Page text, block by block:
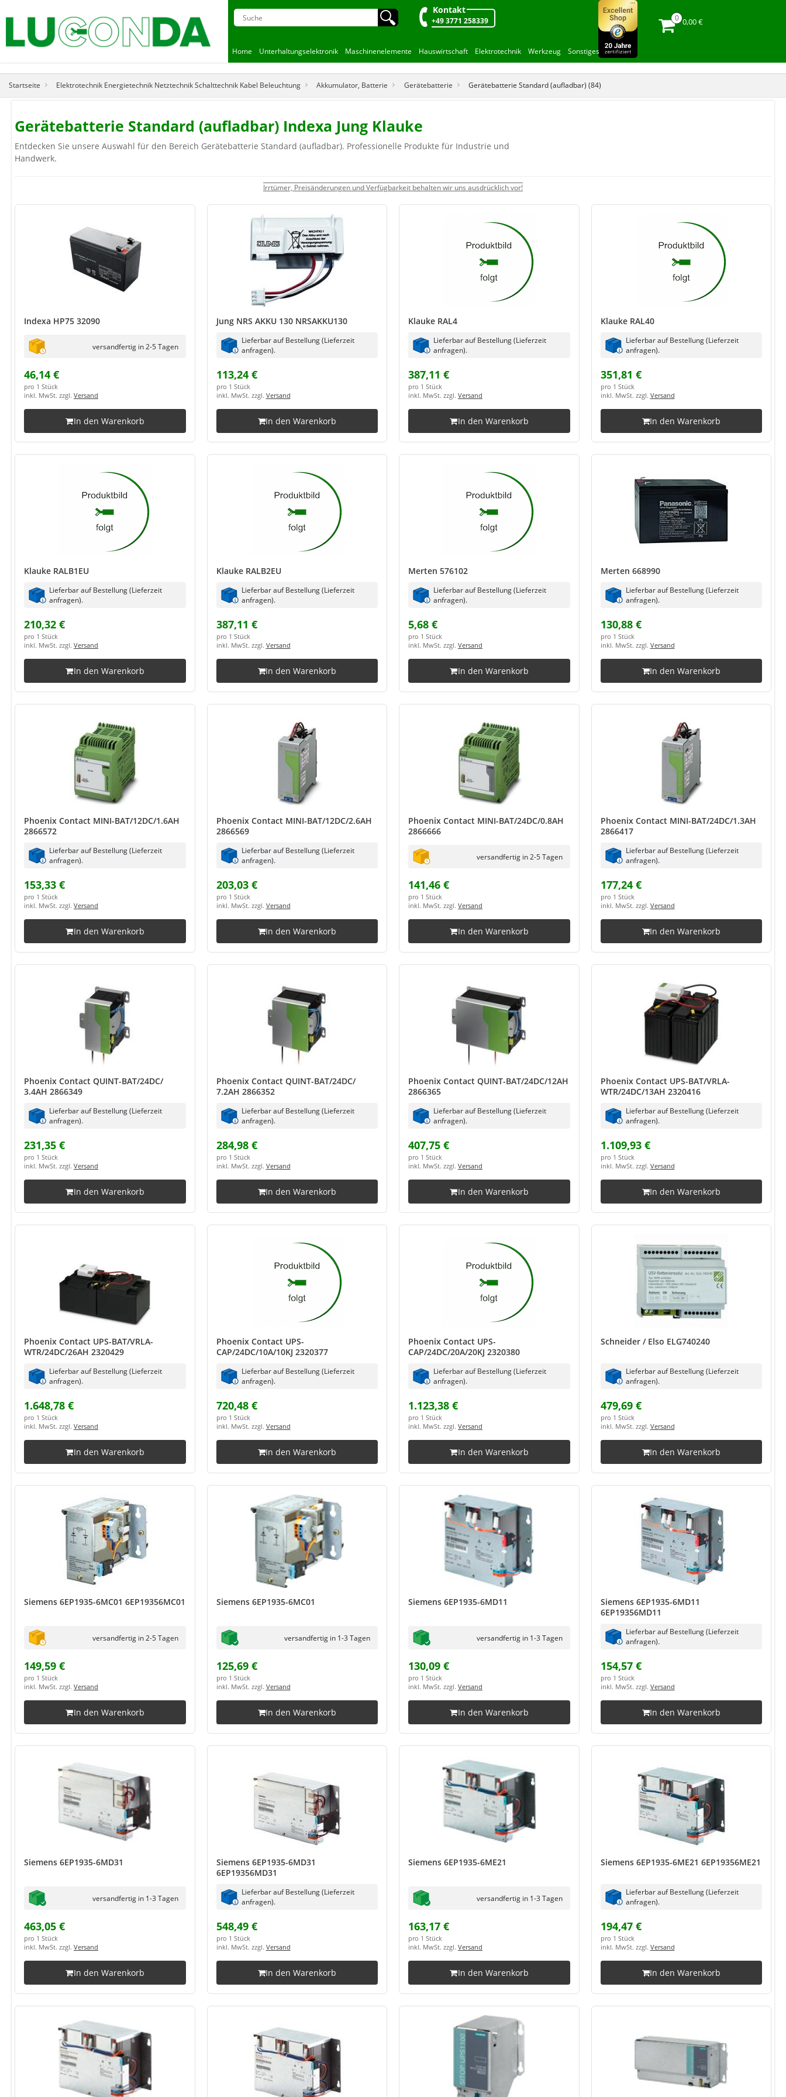
🔍︎ Kontakt
+49 3771 258339 0,00 €
Home Unterhaltungselektronik Maschinenelemente Hauswirtschaft Elektrotechnik Werkzeug Sonstiges
Startseite Elektrotechnik Energietechnik Netztechnik Schalttechnik Kabel Beleuchtung Akkumulator, Batterie Gerätebatterie Gerätebatterie Standard (aufladbar) (84)
Gerätebatterie Standard (aufladbar) Indexa Jung Klauke
Entdecken Sie unsere Auswahl für den Bereich Gerätebatterie Standard (aufladbar). Professionelle Produkte für Industrie und
Handwerk.
Irrtümer, Preisänderungen und Verfügbarkeit behalten wir uns ausdrücklich vor!
Indexa HP75 32090
versandfertig in 2-5 Tagen
46,14 €
pro 1 Stück
inkl. MwSt. zzgl. Versand
In den Warenkorb
Jung NRS AKKU 130 NRSAKKU130
Lieferbar auf Bestellung (Lieferzeit
anfragen).
113,24 €
pro 1 Stück
inkl. MwSt. zzgl. Versand
In den Warenkorb
Klauke RAL4
Lieferbar auf Bestellung (Lieferzeit
anfragen).
387,11 €
pro 1 Stück
inkl. MwSt. zzgl. Versand
In den Warenkorb
Klauke RAL40
Lieferbar auf Bestellung (Lieferzeit
anfragen).
351,81 €
pro 1 Stück
inkl. MwSt. zzgl. Versand
In den Warenkorb
Klauke RALB1EU
Lieferbar auf Bestellung (Lieferzeit
anfragen).
210,32 €
pro 1 Stück
inkl. MwSt. zzgl. Versand
In den Warenkorb
Klauke RALB2EU
Lieferbar auf Bestellung (Lieferzeit
anfragen).
387,11 €
pro 1 Stück
inkl. MwSt. zzgl. Versand
In den Warenkorb
Merten 576102
Lieferbar auf Bestellung (Lieferzeit
anfragen).
5,68 €
pro 1 Stück
inkl. MwSt. zzgl. Versand
In den Warenkorb
Merten 668990
Lieferbar auf Bestellung (Lieferzeit
anfragen).
130,88 €
pro 1 Stück
inkl. MwSt. zzgl. Versand
In den Warenkorb
Phoenix Contact MINI-BAT/12DC/1.6AH
2866572
Lieferbar auf Bestellung (Lieferzeit
anfragen).
153,33 €
pro 1 Stück
inkl. MwSt. zzgl. Versand
In den Warenkorb
Phoenix Contact MINI-BAT/12DC/2.6AH
2866569
Lieferbar auf Bestellung (Lieferzeit
anfragen).
203,03 €
pro 1 Stück
inkl. MwSt. zzgl. Versand
In den Warenkorb
Phoenix Contact MINI-BAT/24DC/0.8AH
2866666
versandfertig in 2-5 Tagen
141,46 €
pro 1 Stück
inkl. MwSt. zzgl. Versand
In den Warenkorb
Phoenix Contact MINI-BAT/24DC/1.3AH
2866417
Lieferbar auf Bestellung (Lieferzeit
anfragen).
177,24 €
pro 1 Stück
inkl. MwSt. zzgl. Versand
In den Warenkorb
Phoenix Contact QUINT-BAT/24DC/
3.4AH 2866349
Lieferbar auf Bestellung (Lieferzeit
anfragen).
231,35 €
pro 1 Stück
inkl. MwSt. zzgl. Versand
In den Warenkorb
Phoenix Contact QUINT-BAT/24DC/
7.2AH 2866352
Lieferbar auf Bestellung (Lieferzeit
anfragen).
284,98 €
pro 1 Stück
inkl. MwSt. zzgl. Versand
In den Warenkorb
Phoenix Contact QUINT-BAT/24DC/12AH
2866365
Lieferbar auf Bestellung (Lieferzeit
anfragen).
407,75 €
pro 1 Stück
inkl. MwSt. zzgl. Versand
In den Warenkorb
Phoenix Contact UPS-BAT/VRLA-
WTR/24DC/13AH 2320416
Lieferbar auf Bestellung (Lieferzeit
anfragen).
1.109,93 €
pro 1 Stück
inkl. MwSt. zzgl. Versand
In den Warenkorb
Phoenix Contact UPS-BAT/VRLA-
WTR/24DC/26AH 2320429
Lieferbar auf Bestellung (Lieferzeit
anfragen).
1.648,78 €
pro 1 Stück
inkl. MwSt. zzgl. Versand
In den Warenkorb
Phoenix Contact UPS-
CAP/24DC/10A/10KJ 2320377
Lieferbar auf Bestellung (Lieferzeit
anfragen).
720,48 €
pro 1 Stück
inkl. MwSt. zzgl. Versand
In den Warenkorb
Phoenix Contact UPS-
CAP/24DC/20A/20KJ 2320380
Lieferbar auf Bestellung (Lieferzeit
anfragen).
1.123,38 €
pro 1 Stück
inkl. MwSt. zzgl. Versand
In den Warenkorb
Schneider / Elso ELG740240
Lieferbar auf Bestellung (Lieferzeit
anfragen).
479,69 €
pro 1 Stück
inkl. MwSt. zzgl. Versand
In den Warenkorb
Siemens 6EP1935-6MC01 6EP19356MC01
versandfertig in 2-5 Tagen
149,59 €
pro 1 Stück
inkl. MwSt. zzgl. Versand
In den Warenkorb
Siemens 6EP1935-6MC01
versandfertig in 1-3 Tagen
125,69 €
pro 1 Stück
inkl. MwSt. zzgl. Versand
In den Warenkorb
Siemens 6EP1935-6MD11
versandfertig in 1-3 Tagen
130,09 €
pro 1 Stück
inkl. MwSt. zzgl. Versand
In den Warenkorb
Siemens 6EP1935-6MD11
6EP19356MD11
Lieferbar auf Bestellung (Lieferzeit
anfragen).
154,57 €
pro 1 Stück
inkl. MwSt. zzgl. Versand
In den Warenkorb
Siemens 6EP1935-6MD31
versandfertig in 1-3 Tagen
463,05 €
pro 1 Stück
inkl. MwSt. zzgl. Versand
In den Warenkorb
Siemens 6EP1935-6MD31
6EP19356MD31
Lieferbar auf Bestellung (Lieferzeit
anfragen).
548,49 €
pro 1 Stück
inkl. MwSt. zzgl. Versand
In den Warenkorb
Siemens 6EP1935-6ME21
versandfertig in 1-3 Tagen
163,17 €
pro 1 Stück
inkl. MwSt. zzgl. Versand
In den Warenkorb
Siemens 6EP1935-6ME21 6EP19356ME21
Lieferbar auf Bestellung (Lieferzeit
anfragen).
194,47 €
pro 1 Stück
inkl. MwSt. zzgl. Versand
In den Warenkorb